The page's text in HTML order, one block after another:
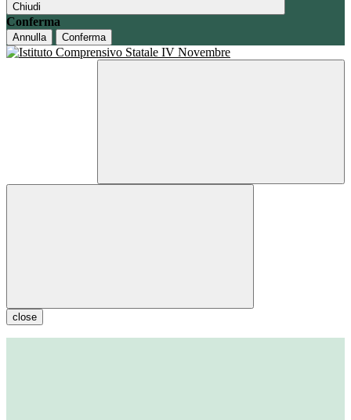
Chiudi
Conferma
Annulla Conferma
close